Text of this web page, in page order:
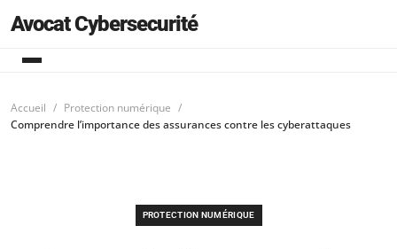
Avocat Cybersecurité
Accueil
Protection numérique
Comprendre l’importance des assurances contre les cyberattaques
PROTECTION NUMÉRIQUE